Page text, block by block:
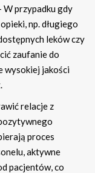
W przypadku gdy
np. długiego
leków czy
zaufanie do
wysokiej jakości
relacje z
proces
aktywne
pacjentów, co